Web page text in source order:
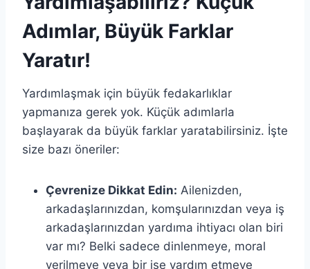
Adımlar, Büyük Farklar
Yaratır!
Yardımlaşmak için büyük fedakarlıklar
yapmanıza gerek yok. Küçük adımlarla
başlayarak da büyük farklar yaratabilirsiniz. İşte
size bazı öneriler:
Çevrenize Dikkat Edin: Ailenizden,
arkadaşlarınızdan, komşularınızdan veya iş
arkadaşlarınızdan yardıma ihtiyacı olan biri
var mı? Belki sadece dinlenmeye, moral
verilmeye veya bir işe yardım etmeye